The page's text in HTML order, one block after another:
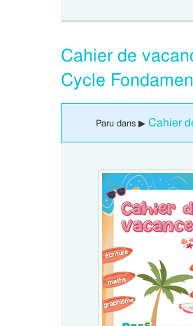
Cahier de
Cycle
Paru dans ▶ Cahier